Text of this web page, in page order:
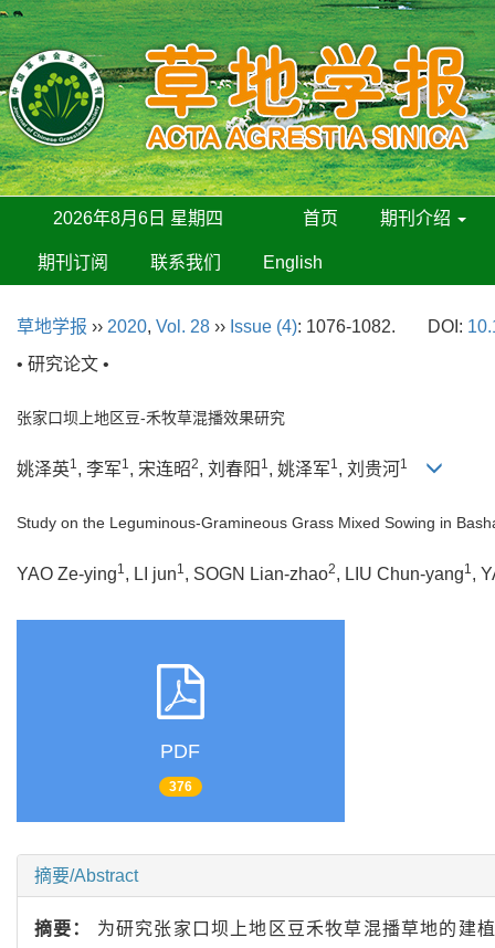
2026年8月6日 星期四 首页 期刊介绍
期刊订阅 联系我们 English
草地学报 ›› 2020, Vol. 28 ›› Issue (4): 1076-1082. DOI:
• 研究论文 •
张家口坝上地区豆-禾牧草混播效果研究
姚泽英1, 李军1, 宋连昭2, 刘春阳 1, 姚泽军1, 刘贵河1
Study on the Leguminous-Gramineous Grass Mixed Sowing in
YAO Ze-ying1, LI jun1, SOGN Lian-zhao2, LIU Chun-yang1,
PDF
376
摘要/Abstract
摘要： 为研究张家口坝上地区豆禾牧草混播草地的建